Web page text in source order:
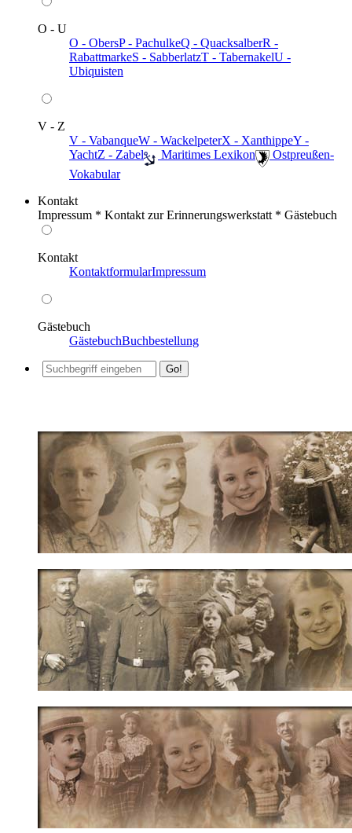
O - U
O - ObersP - PachulkeQ - QuacksalberR -
RabattmarkeS - SabberlatzT - TabernakelU -
Ubiquisten
V - Z
V - VabanqueW - WackelpeterX - XanthippeY -
YachtZ - Zabel ️ Maritimes Lexikon
️ Ostpreußen-
Vokabular
Kontakt
Impressum * Kontakt zur Erinnerungswerkstatt * Gästebuch
Kontakt
KontaktformularImpressum
Gästebuch
GästebuchBuchbestellung